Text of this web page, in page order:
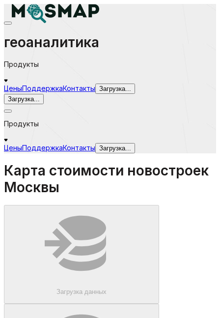
геоаналитика
Продукты
ЦеныПоддержкаКонтакты Загрузка...
Загрузка...
Продукты
ЦеныПоддержкаКонтакты Загрузка...
Карта стоимости новостроек
Москвы
Загрузка данных